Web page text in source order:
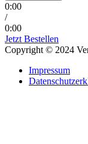
0:00
/
0:00
Jetzt Bestellen
Copyright © 2024
Impressum